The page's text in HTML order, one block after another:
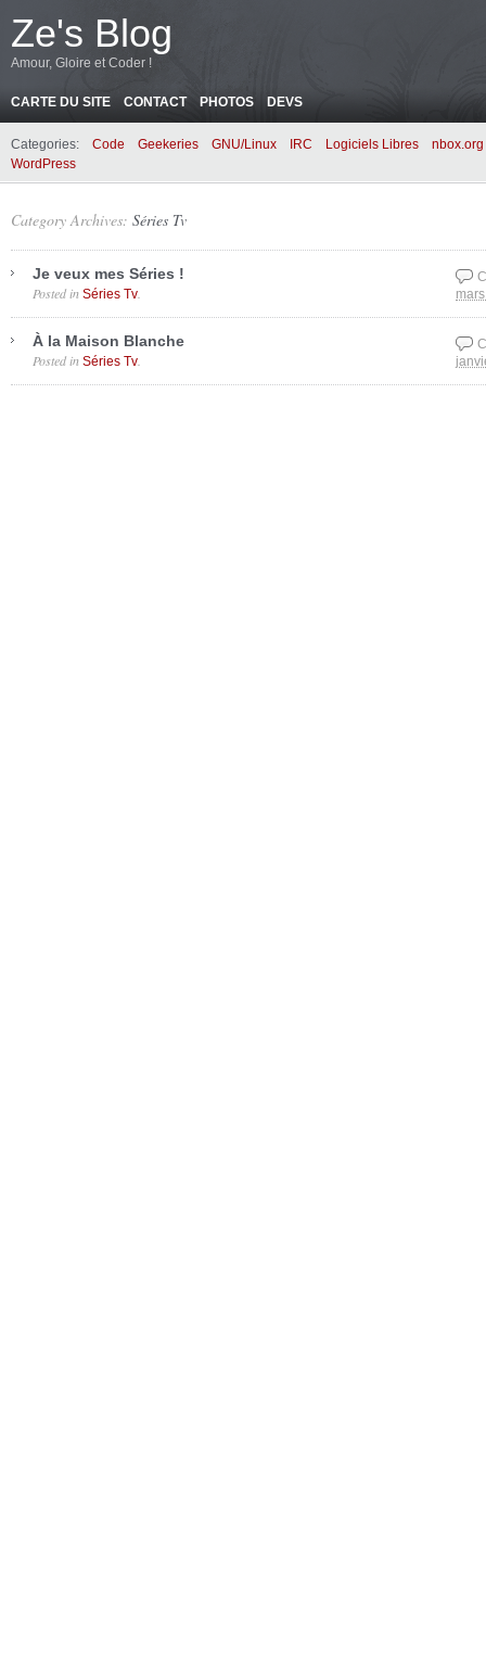
Ze's Blog
Amour, Gloire et Coder !
CARTE DU SITE CONTACT PHOTOS DEVS
Categories: Code Geekeries GNU/Linux IRC Logiciels Libres
nbox.org
WordPress
Category Archives: Séries Tv
Je veux mes Séries !
Posted in Séries Tv
À la Maison Blanche
Posted in Séries Tv